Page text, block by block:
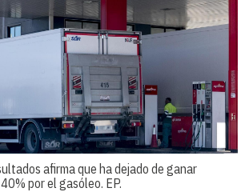
afirma que ha dejado de ganar
por el gasóleo. EP.